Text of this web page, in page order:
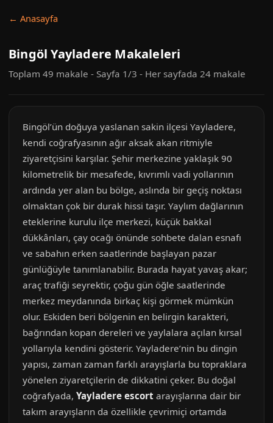
← Anasayfa
Bingöl Yayladere Makaleleri
Toplam 49 makale - Sayfa 1/3 - Her sayfada 24 makale
Bingöl’ün doğuya yaslanan sakin ilçesi Yayladere,
kendi coğrafyasının ağır aksak akan ritmiyle
ziyaretçisini karşılar. Şehir merkezine yaklaşık 90
kilometrelik bir mesafede, kıvrımlı vadi yollarının
ardında yer alan bu bölge, aslında bir geçiş noktası
olmaktan çok bir durak hissi taşır. Yaylım dağlarının
eteklerine kurulu ilçe merkezi, küçük bakkal
dükkânları, çay ocağı önünde sohbete dalan esnafı
ve sabahın erken saatlerinde başlayan pazar
günlüğüyle tanımlanabilir. Burada hayat yavaş akar;
araç trafiği seyrektir, çoğu gün öğle saatlerinde
merkez meydanında birkaç kişi görmek mümkün
olur. Eskiden beri bölgenin en belirgin karakteri,
bağrından kopan dereleri ve yaylalara açılan kırsal
yollarıyla kendini gösterir. Yayladere’nin bu dingin
yapısı, zaman zaman farklı arayışlarla bu topraklara
yönelen ziyaretçilerin de dikkatini çeker. Bu doğal
coğrafyada, Yayladere escort arayışlarına dair bir
takım arayışların da özellikle çevrimiçi ortamda